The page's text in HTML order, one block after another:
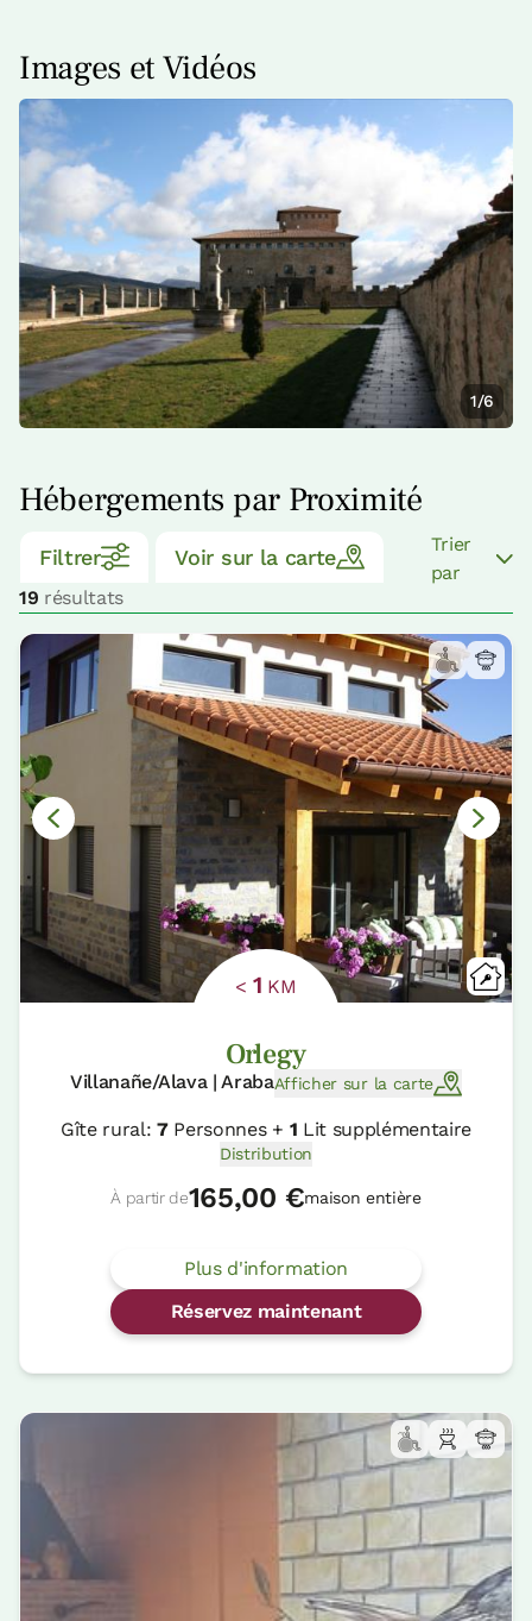
Images et Vidéos
1/6
Hébergements par Proximité
Filtrer Voir sur la carte
19 résultats
Trier
par
< 1 KM
Orlegy
Villanañe/Alava | ArabaAfficher sur la carte
Gîte rural:7Personnes + 1 Lit supplémentaire
Distribution
À partir de165,00 €maison entière
Plus d'information
Réservez maintenant